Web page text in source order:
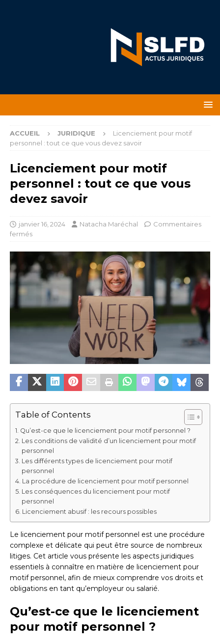
ACCUEIL JURIDIQUE
Licenciement pour motif
personnel : tout ce que vous devez savoir
Licenciement pour motif
personnel : tout ce que vous
devez savoir
janvier 16, 2024 Natacha Maréchal
Commentaires
fermés
Table of Contents
Qu’est-ce que le licenciement pour motif personnel ?
Les conditions de validité d’un licenciement pour motif
personnel
Les différents types de licenciement pour motif
personnel
La procédure de licenciement pour motif personnel
Les conséquences du licenciement pour motif
personnel
Licenciement abusif : les recours possibles
Le licenciement pour motif personnel est une procédure
complexe et délicate qui peut être source de nombreux
litiges. Cet article vous présente les aspects juridiques
essentiels à connaître en matière de licenciement pour
motif personnel, afin de mieux comprendre vos droits et
obligations en tant qu’employeur ou salarié.
Qu’est-ce que le licenciement
pour motif personnel ?